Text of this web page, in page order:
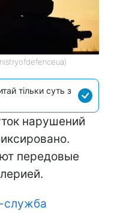
тільки суть з
нарушений
передовые
служба